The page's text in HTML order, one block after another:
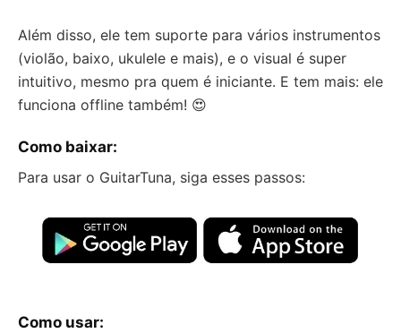
Além disso, ele tem suporte para vários instrumentos
(violão, baixo, ukulele e mais), e o visual é super
intuitivo, mesmo pra quem é iniciante. E tem mais: ele
funciona offline também! 😍
Como baixar:
Para usar o GuitarTuna, siga esses passos:
Como usar: